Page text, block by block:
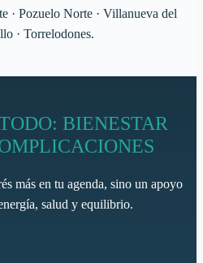
· Pozuelo Norte · Villanueva del
· Torrelodones.
BIENESTAR
más en tu agenda, sino un apoyo
salud y equilibrio.